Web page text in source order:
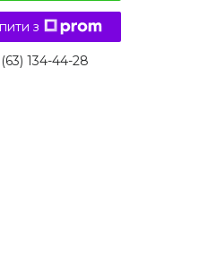
з
134-44-28